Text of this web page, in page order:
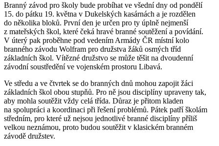
Branný závod pro školy bude probíhat ve všední dny od pondělí
15. do pátku 19. května v Dukelských kasárnách a je rozdělen
do několika bloků. První den je určen pro ty úplně nejmenší
z mateřských škol, které čeká hravé branné soutěžení a povídání.
V úterý pak proběhne pod vedením Armády ČR místní kolo
branného závodu Wolfram pro družstva žáků osmých tříd
základních škol. Vítězné družstvo se může těšit na dvoudenní
závodní soustředění ve vojenském prostoru Libavá.
Ve středu a ve čtvrtek se do branných dnů mohou zapojit žáci
základních škol obou stupňů. Pro ně jsou disciplíny upraveny tak,
aby mohla soutěžit vždy celá třída. Důraz je přitom kladen
na spolupráci a koordinaci při řešení problémů. Pátek patří školám
středním, pro které už nejsou jednotlivé branné disciplíny příliš
velkou neznámou, proto budou soutěžit v klasickém branném
závodě družstev.